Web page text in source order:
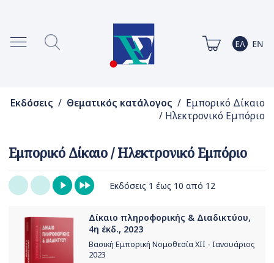
Εκδόσεις / Θεματικός κατάλογος / Εμπορικό Δίκαιο
/ Ηλεκτρονικό Εμπόριο
Εμπορικό Δίκαιο / Ηλεκτρονικό Εμπόριο
Εκδόσεις 1 έως 10 από 12
Δίκαιο πληροφορικής & Διαδικτύου,
4η έκδ., 2023
Βασική Εμπορική Νομοθεσία ΧΙΙ - Ιανουάριος
2023